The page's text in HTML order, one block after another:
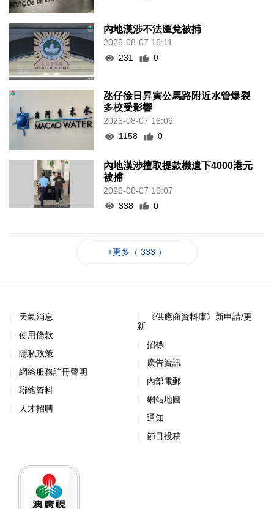
內地漢涉不法匯兌被捕
2026-08-07 16:11
231
0
氹仔徐日昇寅公馬路附近水管爆裂
多校受影響
2026-08-07 16:09
1158
0
內地漢涉擅取提款機遺下4000港元
被捕
2026-08-07 16:07
338
0
+更多（ 333 ）
天氣消息
使用條款
隱私政策
網絡服務註冊聲明
聯絡資料
人才招聘
《供應商資料庫》新申請/更
新
招標
廣告資訊
內部電郵
網站地圖
通知
節目投稿